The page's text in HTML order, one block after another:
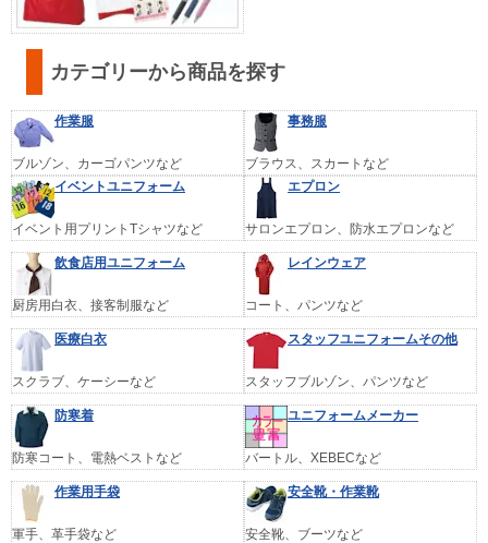
カテゴリーから商品を探す
作業服
ブルゾン、カーゴパンツなど
事務服
ブラウス、スカートなど
イベントユニフォーム
イベント用プリントTシャツなど
エプロン
サロンエプロン、防水エプロンなど
飲食店用ユニフォーム
厨房用白衣、接客制服など
レインウェア
コート、パンツなど
医療白衣
スクラブ、ケーシーなど
スタッフユニフォームその他
スタッフブルゾン、パンツなど
防寒着
防寒コート、電熱ベストなど
ユニフォームメーカー
バートル、XEBECなど
作業用手袋
軍手、革手袋など
安全靴・作業靴
安全靴、ブーツなど